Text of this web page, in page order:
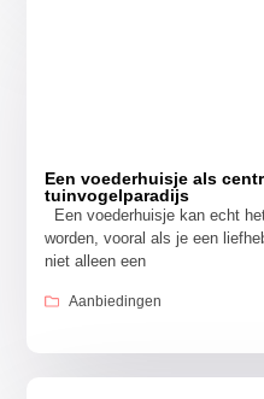
Een voederhuisje als
tuinvogelparadijs
Een voederhuisje kan echt
worden, vooral als je een
niet alleen een
Aanbiedingen